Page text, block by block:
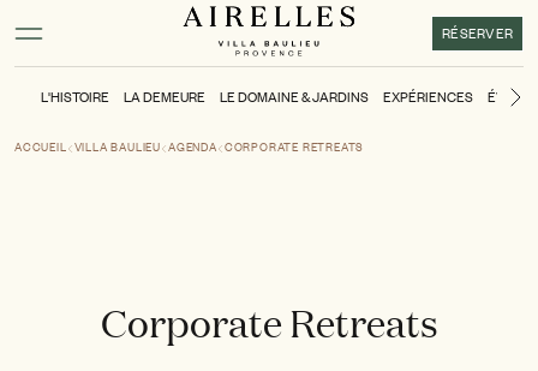
Activer le mode contraste élevé
RÉSERVER
L'HISTOIRE LA DEMEURE LE DOMAINE & JARDINS EXPÉRIENCES
ACCUEIL VILLA BAULIEU AGENDA CORPORATE RETREATS
Corporate Retreats